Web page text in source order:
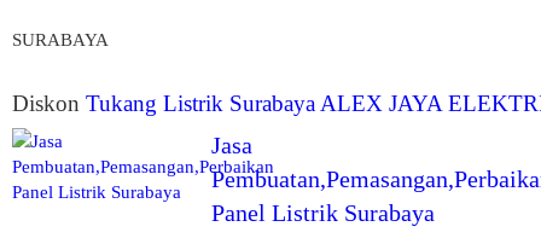
SURABAYA
Diskon Tukang Listrik Surabaya ALEX JAYA
Jasa
Panel Listrik Surabaya